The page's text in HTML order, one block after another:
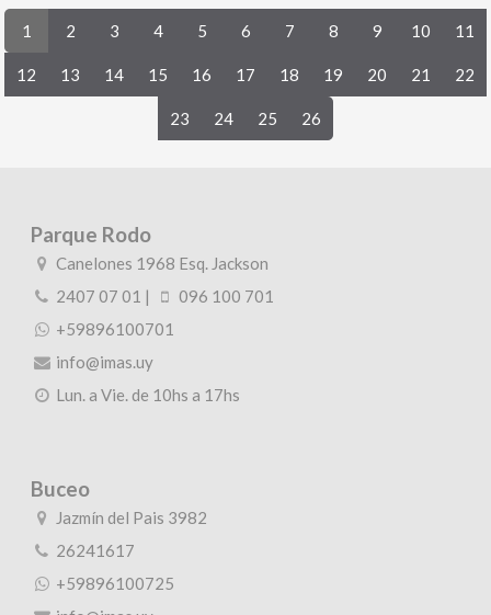
1 2 3 4 5 6 7 8 9 10 11
12 13 14 15 16 17 18 19 20 21 22
23 24 25 26
Parque Rodo
Canelones 1968 Esq. Jackson
2407 07 01 |
096 100 701
+59896100701
info@imas.uy
Lun. a Vie. de 10hs a 17hs
Buceo
Jazmín del Pais 3982
26241617
+59896100725